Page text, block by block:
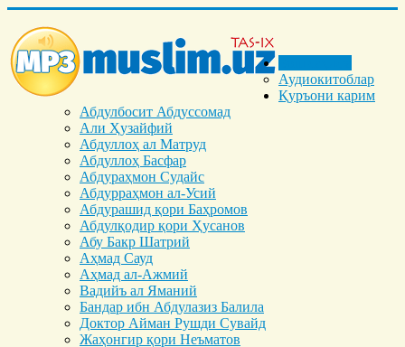
Аудиокитоблар
Қуръони карим
Абдулбосит Абдуссомад
Али Ҳузайфий
Абдуллоҳ ал Матруд
Абдуллоҳ Басфар
Абдураҳмон Судайс
Абдурраҳмон ал-Усий
Абдурашид қори Баҳромов
Абдулқодир қори Ҳусанов
Абу Бакр Шатрий
Аҳмад Сауд
Аҳмад ал-Ажмий
Вадийъ ал Яманий
Бандар ибн Абдулазиз Балила
Доктор Айман Рушди Сувайд
Жаҳонгир қори Неъматов